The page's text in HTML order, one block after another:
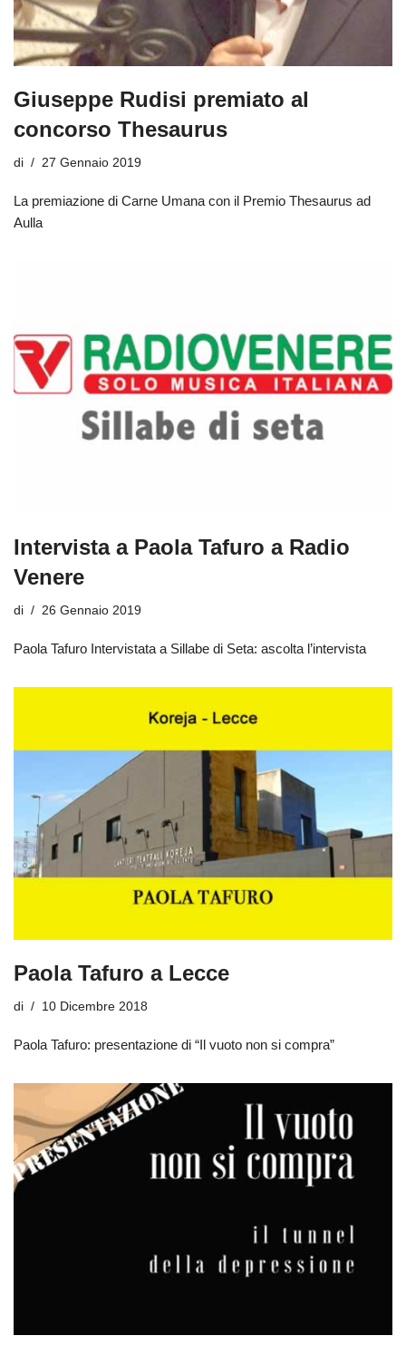
Giuseppe Rudisi premiato al
concorso Thesaurus
di 27 Gennaio 2019
La premiazione di Carne Umana con il Premio Thesaurus ad
Aulla
Intervista a Paola Tafuro a Radio
Venere
di 26 Gennaio 2019
Paola Tafuro Intervistata a Sillabe di Seta: ascolta l’intervista
Paola Tafuro a Lecce
di 10 Dicembre 2018
Paola Tafuro: presentazione di “Il vuoto non si compra”